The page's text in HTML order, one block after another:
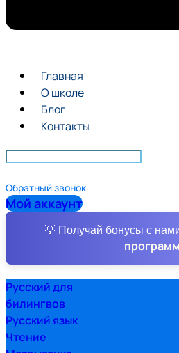
Главная
О школе
Блог
Контакты
Обратный звонок
Мой аккаунт
💡 Получай бонусы с
Русский для
билингвов
Русский язык
Чтение